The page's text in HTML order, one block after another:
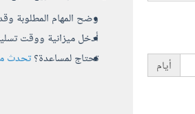
وضح المهام المطلوبة
أدخل ميزانية ووقت
تحتاج لمساعدة؟تحدث
أيام